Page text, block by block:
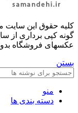
کليه حقوق اين سايت
گونه کپی برداری از
عکسهای فروشگاه
بستن
منو
دسته بندی ها